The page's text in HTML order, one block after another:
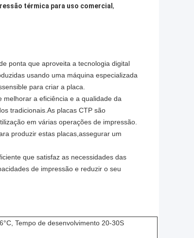
térmica para uso comercial ,
ponta que aproveita a tecnologia digital
usando uma máquina especializada
para criar a placa.
melhorar a eficiência e a qualidade da
tradicionais.As placas CTP são
em várias operações de impressão.
produzir estas placas,assegurar um
que satisfaz as necessidades das
de impressão e reduzir o seu
Tempo de desenvolvimento 20-30S